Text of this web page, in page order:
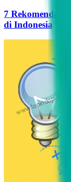
7 Rekomendasi
di Indonesia